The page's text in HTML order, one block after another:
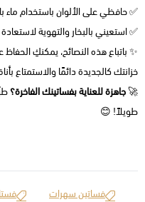
✅ حافظي على الألوان باستخدام ماء
✅ استعيني بالبخار والتهوية
✨ باتباع هذه النصائح، يمكنكِ الحفاظ
خزانتك كالجديدة دائمًا والاستمتاع
🚀جاهزة للعناية بفساتينك الفاخرة؟
طويلاً! 😊 ​
فساتين سهرات